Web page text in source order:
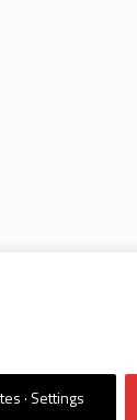
· Settings